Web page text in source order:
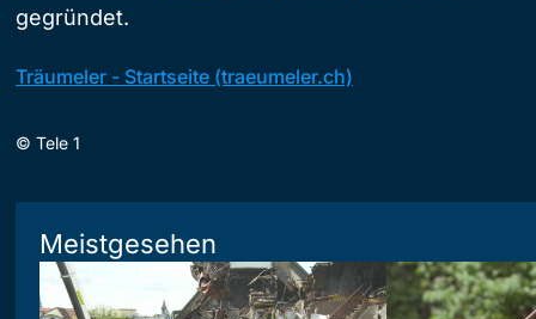
gegründet.
Träumeler - Startseite (traeumeler.ch)
© Tele 1
Meistgesehen